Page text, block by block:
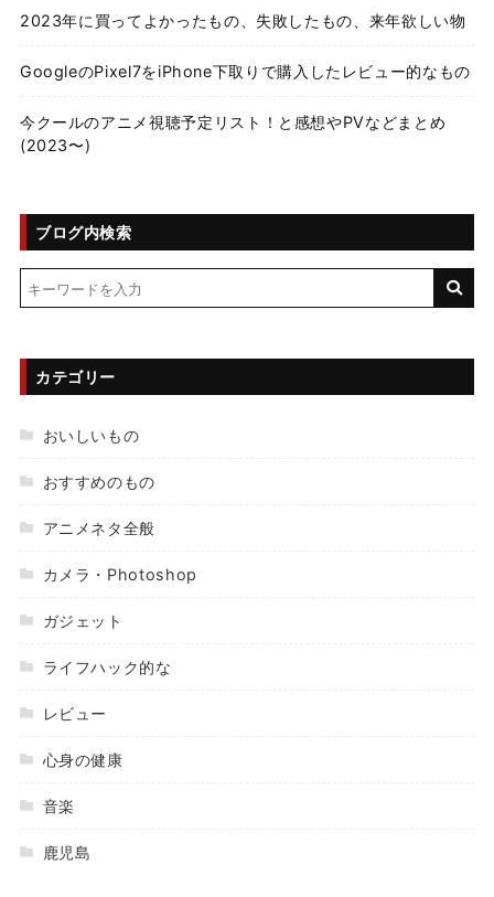
2023年に買ってよかったもの、失敗したもの、来年欲しい物
GoogleのPixel7をiPhone下取りで購入したレビュー的なもの
今クールのアニメ視聴予定リスト！と感想やPVなどまとめ
(2023〜)
ブログ内検索
カテゴリー
おいしいもの
おすすめのもの
アニメネタ全般
カメラ・Photoshop
ガジェット
ライフハック的な
レビュー
心身の健康
音楽
鹿児島